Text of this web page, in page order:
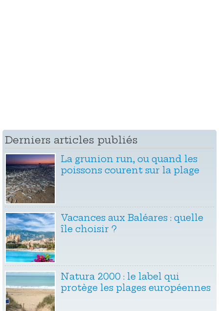
Derniers articles publiés
La grunion run, ou quand les
poissons courent sur la plage
Vacances aux Baléares : quelle
île choisir ?
Natura 2000 : le label qui
protège les plages européennes